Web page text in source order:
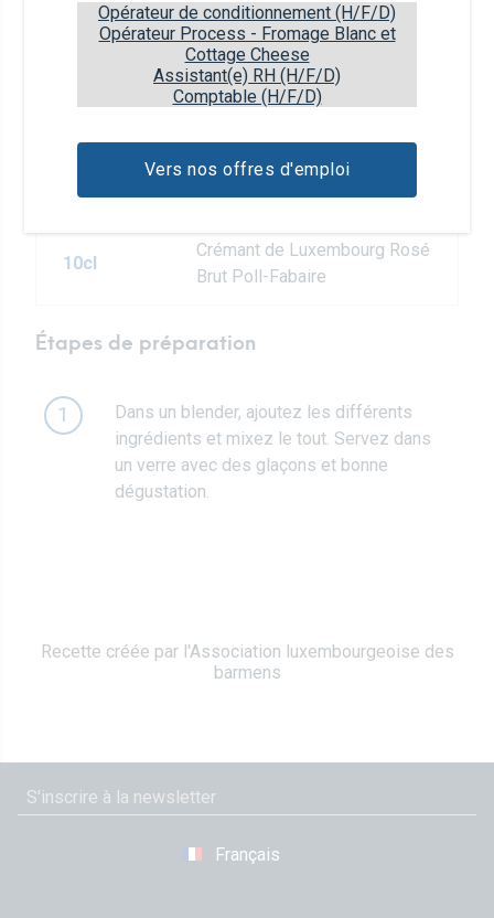
Opérateur de conditionnement (H/F/D)
Opérateur Process - Fromage Blanc et
Cottage Cheese
Assistant(e) RH (H/F/D)
Comptable (H/F/D)
Vers nos offres d'emploi
sirop d'hibiscus Bissap
Drauwejüs Domaines
10cl
Crémant de Luxembourg Rosé
Brut Poll-Fabaire
Étapes de préparation
1
Dans un blender, ajoutez les différents
ingrédients et mixez le tout. Servez dans
un verre avec des glaçons et bonne
dégustation.
Recette créée par l'Association luxembourgeoise des
barmens
Français